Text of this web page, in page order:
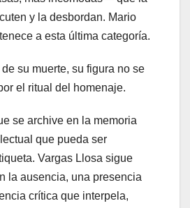
y la desbordan. Mario
a esta última categoría.
su muerte, su figura no se
el ritual del homenaje.
se archive en la memoria
que pueda ser
Vargas Llosa sigue
la ausencia, una presencia
crítica que interpela,